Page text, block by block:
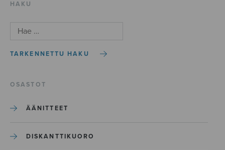
HAKU
TARKENNETTU HAKU
OSASTOT
ÄÄNITTEET
DISKANTTIKUORO